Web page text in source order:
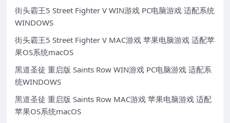
街头霸王5 Street Fighter V WIN游戏 PC电脑游戏 适配系统
WINDOWS
街头霸王5 Street Fighter V MAC游戏 苹果电脑游戏 适配苹
果OS系统macOS
黑道圣徒 重启版 Saints Row WIN游戏 PC电脑游戏 适配系
统WINDOWS
黑道圣徒 重启版 Saints Row MAC游戏 苹果电脑游戏 适配
苹果OS系统macOS